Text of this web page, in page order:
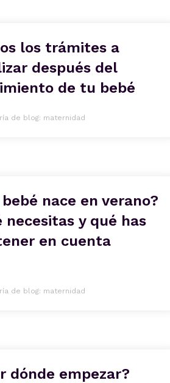
los trámites a
después del
de tu bebé
de blog: maternidad
bebé nace en verano?
necesitas y qué has
en cuenta
de blog: maternidad
dónde empezar?